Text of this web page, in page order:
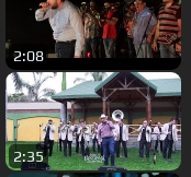
2:08
2:35